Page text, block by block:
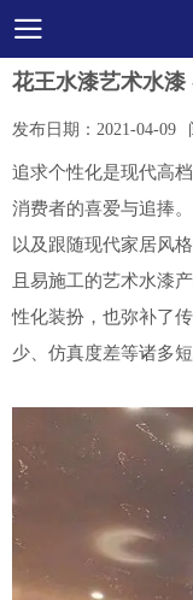
花王水漆艺术水
发布日期： 2021-04-09
追求个性化是现代高
消费者的喜爱与追捧
以及跟随现代家居风
且易施工的艺术水漆
性化装扮，也弥补了
少、仿真度差等诸多短